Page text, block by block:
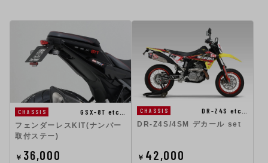
CHASSIS
GSX-8T etc…
フェンダーレスKIT(ナンバー
取付ステー)
￥ 36,000
CHASSIS
DR-Z4S etc…
DR-Z4S/4SM デカール set
￥ 42,000